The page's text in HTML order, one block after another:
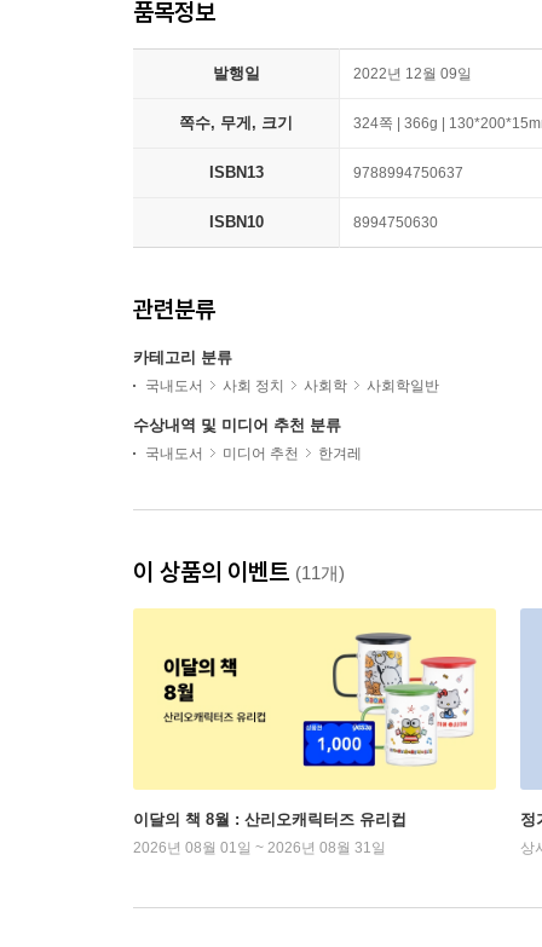
품목정보
발행일 2022년 12월 09일
쪽수, 무게, 크기 324쪽 | 366g |
ISBN13 9788994750637
ISBN10 8994750630
관련분류
카테고리 분류
국내도서 사회 정치 사회학 사회학일반
수상내역 및 미디어 추천 분류
국내도서 미디어 추천 한겨레
이 상품의 이벤트 (11개)
이달의 책 8월 : 산리오캐릭터즈 유리컵
2026년 08월 01일 ~ 2026년 08월 31일
정
상